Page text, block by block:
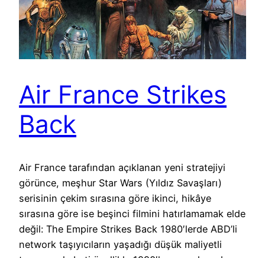
Air France Strikes
Back
Air France tarafından açıklanan yeni stratejiyi
görünce, meşhur Star Wars (Yıldız Savaşları)
serisinin çekim sırasına göre ikinci, hikâye
sırasına göre ise beşinci filmini hatırlamamak elde
değil: The Empire Strikes Back 1980′lerde ABD’li
network taşıyıcıların yaşadığı düşük maliyetli